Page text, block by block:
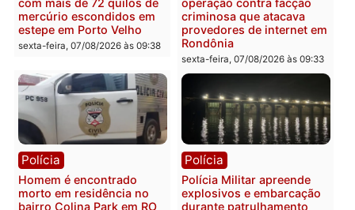
Polícia
apresenta documentos
que comprovam
transparência e legalidade
na operação alvo da PF
sexta-feira, 07/08/2026 às 12:24
Polícia
Polícia Federal apreende
400 quilos de drogas e
prende motorista em RO
sexta-feira, 07/08/2026 às